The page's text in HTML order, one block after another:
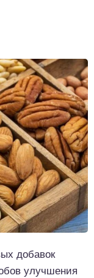
добавок
улучшения